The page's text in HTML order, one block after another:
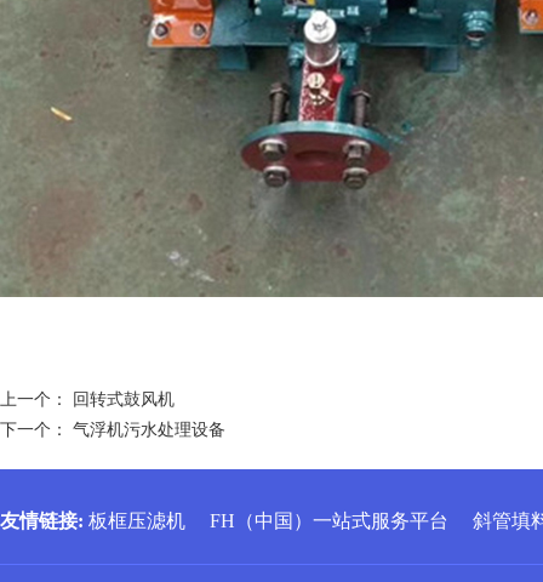
上一个：
回转式鼓风机
下一个： 气浮机污水处理设备
友情链接: 板框压滤机 FH（中国）一站式服务平台 斜管填